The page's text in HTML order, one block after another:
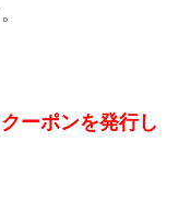
ーポンを発行し